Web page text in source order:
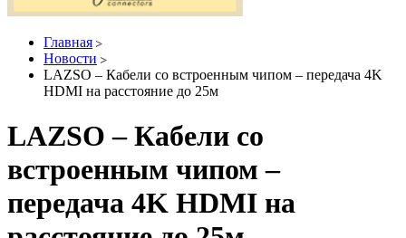
Главная
Новости
LAZSO – Кабели со встроенным чипом – передача 4K
HDMI на расстояние до 25м
LAZSO – Кабели со
встроенным чипом –
передача 4K HDMI на